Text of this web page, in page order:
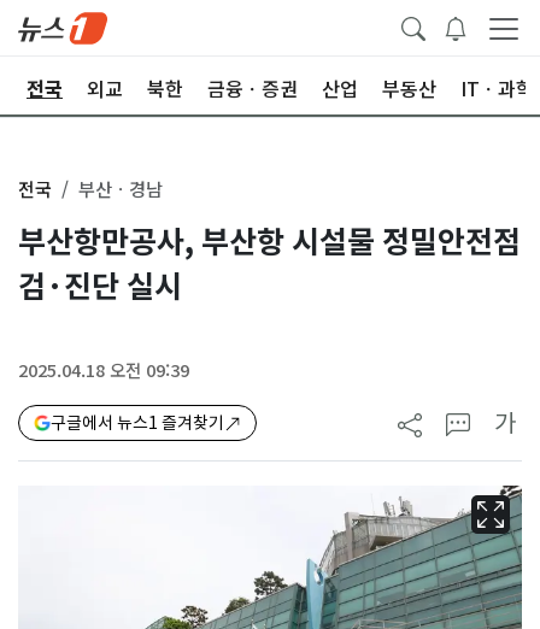
전국 외교 북한 금융ㆍ증권 산업 부동산 ITㆍ과학
전국 부산ㆍ경남
부산항만공사, 부산항 시설물 정밀안전점
검·진단 실시
2025.04.18 오전 09:39
구글에서 뉴스1 즐겨찾기 가